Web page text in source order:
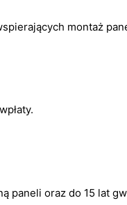
montaż
paneli oraz do 15 lat